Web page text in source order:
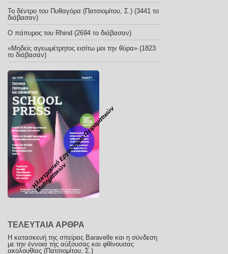
To δέντρο του Πυθαγόρα (Πατσιομίτου, Σ.) (3441 το
διάβασαν)
O πάπυρος του Rhind (2694 το διάβασαν)
«Μηδείς αγεωμέτρητος εισίτω μοι την θύρα» (1823
το διάβασαν)
Η
λ
ε
κ
τ
ρ
ο
ν
ι
κ
ό
Ε
ρ
γ
α
σ
τ
ή
ρ
ι
ο
Π
ε
ι
ρ
α
μ
α
τ
ι
κ
ώ
ν
Μ
α
θ
η
μ
α
τ
ι
κ
ώ
ν
ΤΕΛΕΥΤΑΙΑ ΑΡΘΡΑ
Η κατασκευή της σπείρας Baravelle και η σύνδεση
με την έννοια της αύξουσας και φθίνουσας
ακολουθίας (Πατσιομίτου, Σ.)